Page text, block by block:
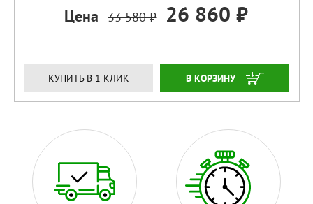
Цена 33 580 ₽ 26 860 ₽
КУПИТЬ В 1 КЛИК ЗАКАЗАТЬ